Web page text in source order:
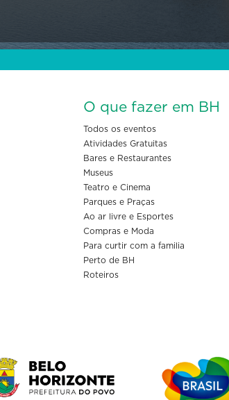
O que fazer em BH
Todos os eventos
Atividades Gratuitas
Bares e Restaurantes
Museus
Teatro e Cinema
Parques e Praças
Ao ar livre e Esportes
Compras e Moda
Para curtir com a familia
Perto de BH
Roteiros